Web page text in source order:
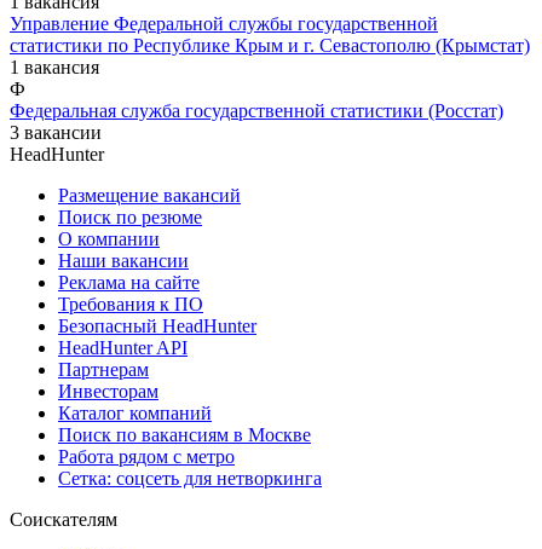
Управление Федеральной службы государственной
статистики по Республике Крым и г. Севастополю (Крымстат)
1 вакансия
Ф
Федеральная служба государственной статистики (Росстат)
3 вакансии
HeadHunter
Размещение вакансий
Поиск по резюме
О компании
Наши вакансии
Реклама на сайте
Требования к ПО
Безопасный HeadHunter
HeadHunter API
Партнерам
Инвесторам
Каталог компаний
Поиск по вакансиям в Москве
Работа рядом с метро
Сетка: соцсеть для нетворкинга
Соискателям